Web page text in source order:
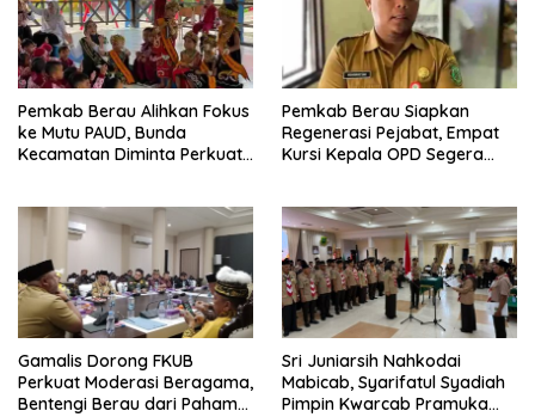
Pemkab Berau Alihkan Fokus
ke Mutu PAUD, Bunda
Kecamatan Diminta Perkuat
Pemkab Berau Siapkan
Regenerasi Pejabat, Empat
Kursi Kepala OPD Segera
Gamalis Dorong FKUB
Perkuat Moderasi Beragama,
Bentengi Berau dari Paham
Sri Juniarsih Nahkodai
Mabicab, Syarifatul Syadiah
Pimpin Kwarcab Pramuka